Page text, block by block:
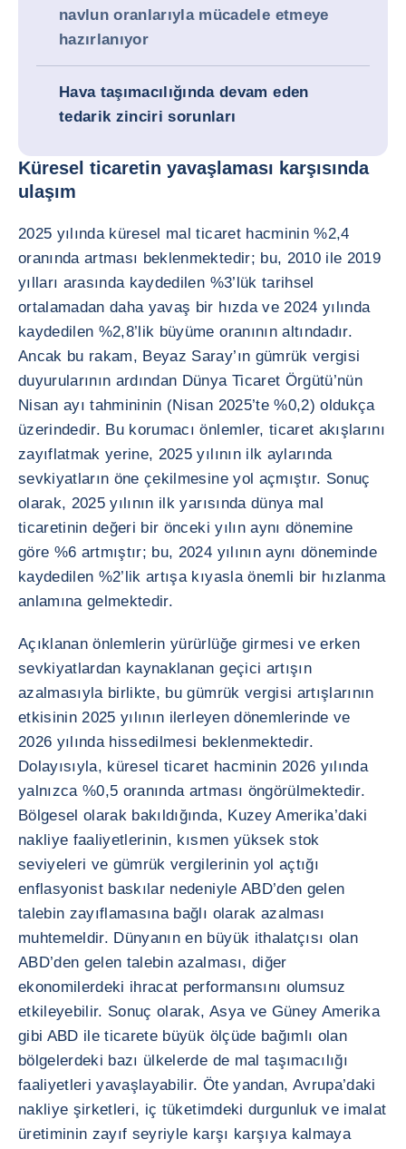
navlun oranlarıyla mücadele etmeye
hazırlanıyor
Hava taşımacılığında devam eden
tedarik zinciri sorunları
Küresel ticaretin yavaşlaması karşısında
ulaşım
2025 yılında küresel mal ticaret hacminin %2,4
oranında artması beklenmektedir; bu, 2010 ile 2019
yılları arasında kaydedilen %3’lük tarihsel
ortalamadan daha yavaş bir hızda ve 2024 yılında
kaydedilen %2,8’lik büyüme oranının altındadır.
Ancak bu rakam, Beyaz Saray’ın gümrük vergisi
duyurularının ardından Dünya Ticaret Örgütü’nün
Nisan ayı tahmininin (Nisan 2025’te %0,2) oldukça
üzerindedir. Bu korumacı önlemler, ticaret akışlarını
zayıflatmak yerine, 2025 yılının ilk aylarında
sevkiyatların öne çekilmesine yol açmıştır. Sonuç
olarak, 2025 yılının ilk yarısında dünya mal
ticaretinin değeri bir önceki yılın aynı dönemine
göre %6 artmıştır; bu, 2024 yılının aynı döneminde
kaydedilen %2’lik artışa kıyasla önemli bir hızlanma
anlamına gelmektedir.
Açıklanan önlemlerin yürürlüğe girmesi ve erken
sevkiyatlardan kaynaklanan geçici artışın
azalmasıyla birlikte, bu gümrük vergisi artışlarının
etkisinin 2025 yılının ilerleyen dönemlerinde ve
2026 yılında hissedilmesi beklenmektedir.
Dolayısıyla, küresel ticaret hacminin 2026 yılında
yalnızca %0,5 oranında artması öngörülmektedir.
Bölgesel olarak bakıldığında, Kuzey Amerika’daki
nakliye faaliyetlerinin, kısmen yüksek stok
seviyeleri ve gümrük vergilerinin yol açtığı
enflasyonist baskılar nedeniyle ABD’den gelen
talebin zayıflamasına bağlı olarak azalması
muhtemeldir. Dünyanın en büyük ithalatçısı olan
ABD’den gelen talebin azalması, diğer
ekonomilerdeki ihracat performansını olumsuz
etkileyebilir. Sonuç olarak, Asya ve Güney Amerika
gibi ABD ile ticarete büyük ölçüde bağımlı olan
bölgelerdeki bazı ülkelerde de mal taşımacılığı
faaliyetleri yavaşlayabilir. Öte yandan, Avrupa’daki
nakliye şirketleri, iç tüketimdeki durgunluk ve imalat
üretiminin zayıf seyriyle karşı karşıya kalmaya